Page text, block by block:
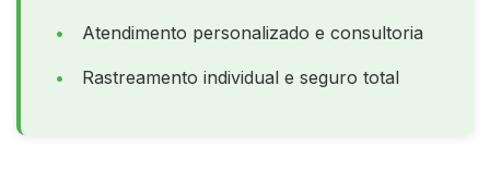
Atendimento personalizado e consultoria
Rastreamento individual e seguro total